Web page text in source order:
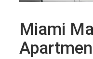
Miami